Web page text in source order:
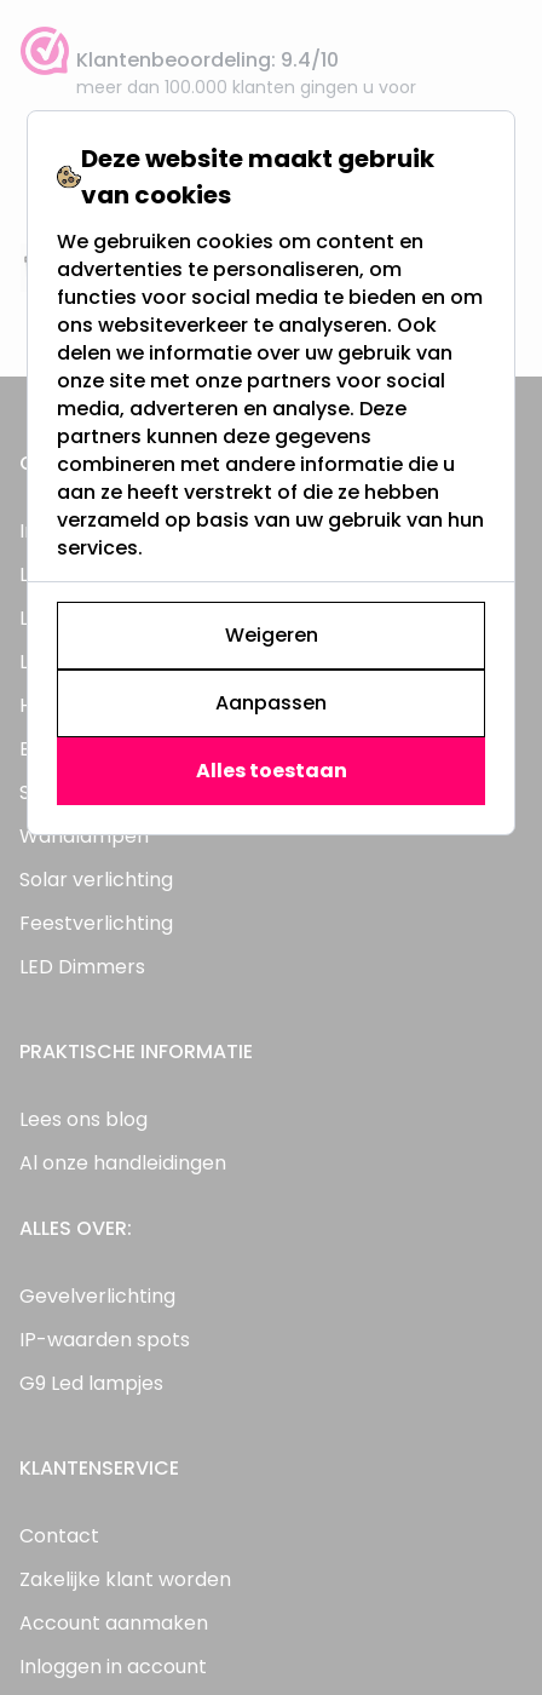
Klantenbeoordeling: 9.4/10
meer dan 100.000 klanten gingen u voor
Gratis verzending + snel geleverd
Vanaf EUR100,- naar NL & BE
& 100 dagen recht op retour
Altijd uit eigen voorraad
3000m2 - 60.000+ Producten
ONZE PRODUCTEN
Inbouwspots
LED Lampen
LED TL Buizen
LED Panelen
Highbay's / Ufo's
Bouwlampen
Straatlampen
Wandlampen
Solar verlichting
Feestverlichting
LED Dimmers
PRAKTISCHE INFORMATIE
Lees ons blog
Al onze handleidingen
ALLES OVER:
Gevelverlichting
IP-waarden spots
G9 Led lampjes
KLANTENSERVICE
Contact
Zakelijke klant worden
Account aanmaken
Inloggen in account
Deze website maakt gebruik
van cookies
We gebruiken cookies om content en
advertenties te personaliseren, om
functies voor social media te bieden en om
ons websiteverkeer te analyseren. Ook
delen we informatie over uw gebruik van
onze site met onze partners voor social
media, adverteren en analyse. Deze
partners kunnen deze gegevens
combineren met andere informatie die u
aan ze heeft verstrekt of die ze hebben
verzameld op basis van uw gebruik van hun
services.
Weigeren
Aanpassen
Alles toestaan